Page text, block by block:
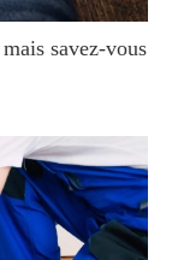
savez-vous